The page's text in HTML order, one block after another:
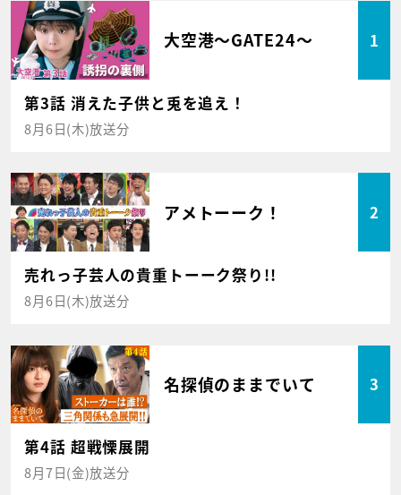
大空港～GATE24～ 1
第3話 消えた子供と兎を追え！
8月6日(木)放送分
アメトーーク！ 2
売れっ子芸人の貴重トーーク祭り!!
8月6日(木)放送分
名探偵のままでいて 3
第4話 超戦慄展開
8月7日(金)放送分